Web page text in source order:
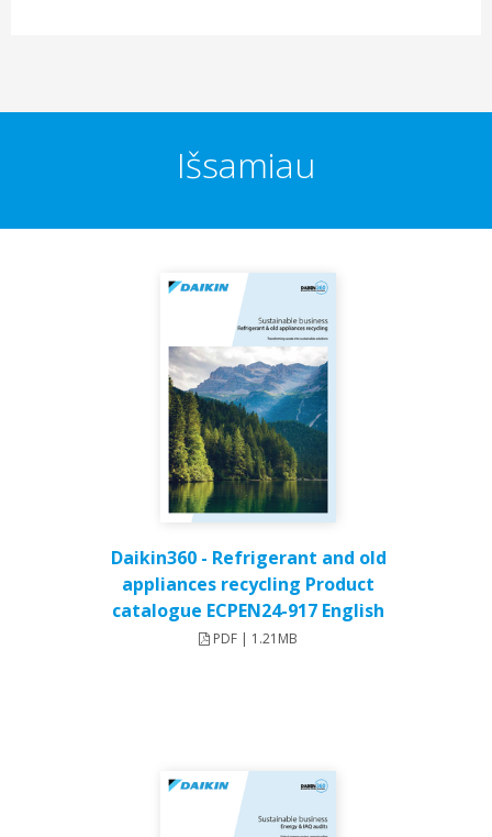
Išsamiau
Daikin360 - Refrigerant and old
appliances recycling Product
catalogue ECPEN24-917 English
PDF | 1.21MB